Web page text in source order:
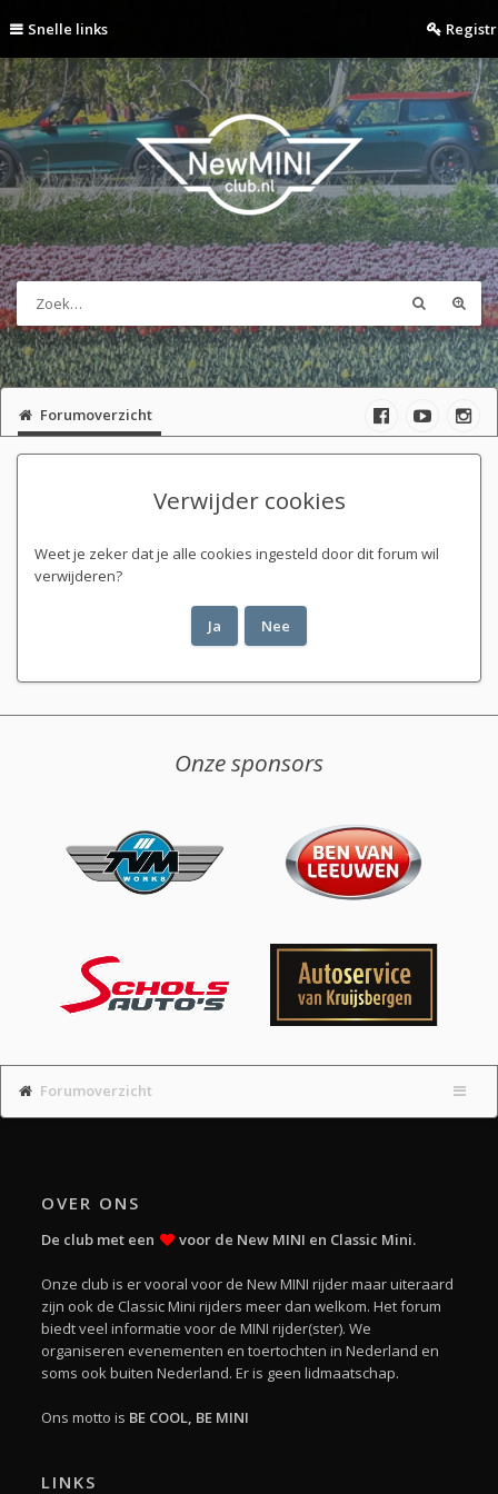
Snelle links
Forumoverzicht
Verwijder cookies
Weet je zeker dat je alle cookies ingesteld door dit forum wil
verwijderen?
Onze sponsors
Forumoverzicht
OVER ONS
De club met een voor de New MINI en Classic Mini.
Onze club is er vooral voor de New MINI rijder maar uiteraard
zijn ook de Classic Mini rijders meer dan welkom. Het forum
biedt veel informatie voor de MINI rijder(ster). We
organiseren evenementen en toertochten in Nederland en
soms ook buiten Nederland. Er is geen lidmaatschap.
Ons motto is BE COOL, BE MINI
LINKS